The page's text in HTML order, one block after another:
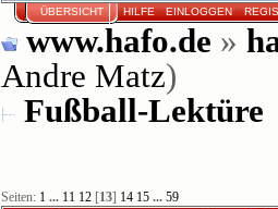
ÜBERSICHT HILFE EINLOGGEN
www.hafo.de »
Andre Matz)
Fußball-Lektüre
Seiten: 1 ... 11 12[13] 14 15 ... 59